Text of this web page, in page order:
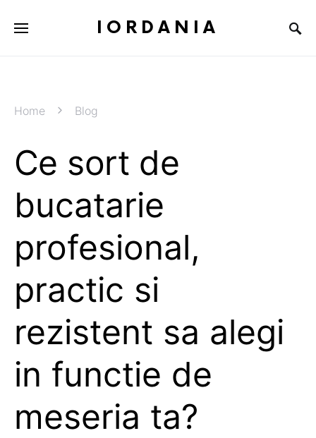
IORDANIA
Home Blog
Ce sort de
bucatarie
profesional,
practic si
rezistent sa alegi
in functie de
meseria ta?